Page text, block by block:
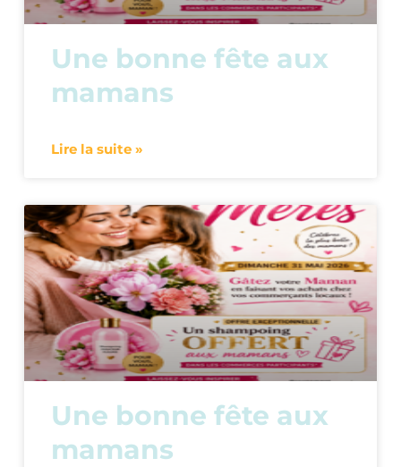
Une bonne fête aux
mamans
Lire la suite »
Une bonne fête aux
mamans